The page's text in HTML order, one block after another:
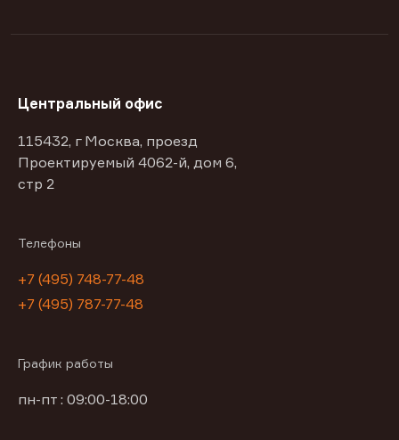
Центральный офис
115432, г Москва, проезд
Проектируемый 4062-й, дом 6,
стр 2
Телефоны
+7 (495) 748-77-48
+7 (495) 787-77-48
График работы
пн-пт : 09:00-18:00